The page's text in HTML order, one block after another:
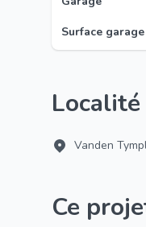
Surface garage
Localité
Vanden
Ce